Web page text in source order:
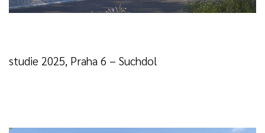
studie 2025, Praha 6 – Suchdol